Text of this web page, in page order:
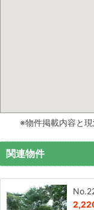
※物件掲載内容と
関連物件